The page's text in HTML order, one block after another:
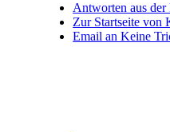
Antworten aus der
Zur Startseite von
Email an Keine